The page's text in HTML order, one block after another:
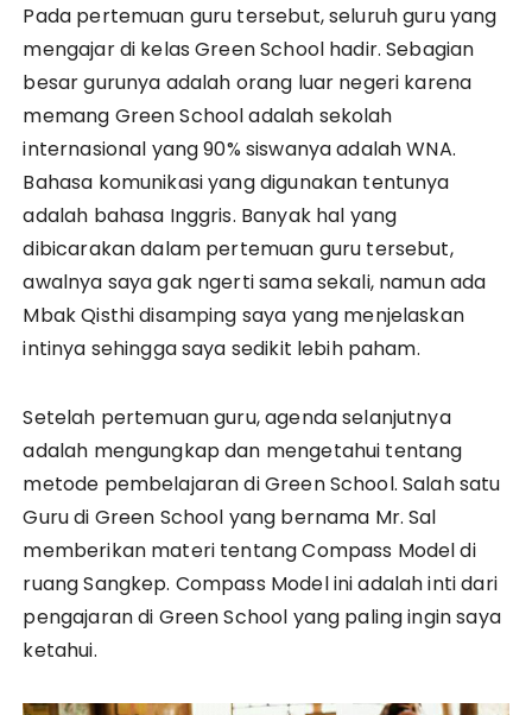
Pada pertemuan guru tersebut, seluruh guru yang
mengajar di kelas Green School hadir. Sebagian
besar gurunya adalah orang luar negeri karena
memang Green School adalah sekolah
internasional yang 90% siswanya adalah WNA.
Bahasa komunikasi yang digunakan tentunya
adalah bahasa Inggris. Banyak hal yang
dibicarakan dalam pertemuan guru tersebut,
awalnya saya gak ngerti sama sekali, namun ada
Mbak Qisthi disamping saya yang menjelaskan
intinya sehingga saya sedikit lebih paham.
Setelah pertemuan guru, agenda selanjutnya
adalah mengungkap dan mengetahui tentang
metode pembelajaran di Green School. Salah satu
Guru di Green School yang bernama Mr. Sal
memberikan materi tentang Compass Model di
ruang Sangkep. Compass Model ini adalah inti dari
pengajaran di Green School yang paling ingin saya
ketahui.